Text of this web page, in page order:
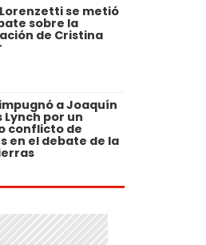
se metió
sobre la
de Cristina
a Joaquín
Lynch por un
conflicto de
en el debate de la